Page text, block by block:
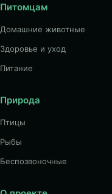
Питомцам
Домашние животные
Здоровье и уход
Питание
Природа
Птицы
Рыбы
Беспозвоночные